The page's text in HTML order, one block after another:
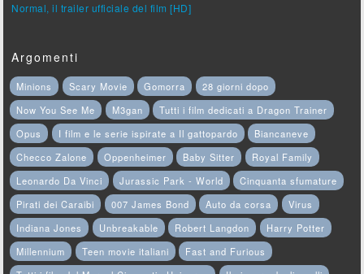
Normal, il trailer ufficiale del film [HD]
Argomenti
Minions Scary Movie Gomorra
28 giorni dopo
Now You See Me
M3gan
Tutti i film dedicati a Dragon Trainer
Opus
I film e le serie ispirate a Il gattopardo
Biancaneve
Checco Zalone
Oppenheimer Baby Sitter
Royal Family
Leonardo Da Vinci
Jurassic Park - World
Cinquanta sfumature
Pirati dei Caraibi
007 James Bond Auto da corsa
Virus
Indiana Jones
Unbreakable Robert Langdon
Harry Potter
Millennium
Teen movie italiani
Fast and Furious